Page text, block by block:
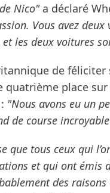
Nico" a déclaré
Vous avez
les deux voitures
de féliciter
quatrième place
"Nous avons eu un
de course
que tous ceux qui
et qui ont émis
des